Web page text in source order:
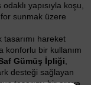
yapısıyla koşu,
sunmak üzere
hareket
konforlu bir kullanım
Gümüş İpliği
desteği sağlayan